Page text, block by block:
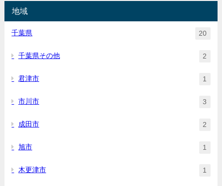
地域
千葉県 20
千葉県その他 2
君津市 1
市川市 3
成田市 2
旭市 1
木更津市 1